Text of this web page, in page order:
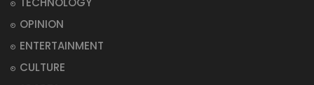
OPINION
ENTERTAINMENT
CULTURE